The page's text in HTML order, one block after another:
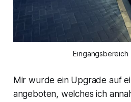
Eingangsbereich
Mir wurde ein Upgrade auf
angeboten, welches ich